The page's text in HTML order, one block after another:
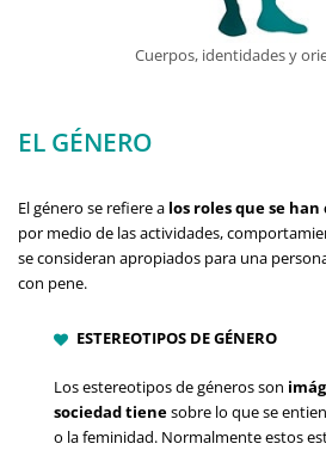
Cuerpos, identidades y
EL GÉNERO
El género se refiere a los roles que se
por medio de las actividades,
se consideran apropiados para una
con pene.
ESTEREOTIPOS DE GÉNERO
Los estereotipos de géneros son
sociedad tienesobre lo que se
o la feminidad. Normalmente estos